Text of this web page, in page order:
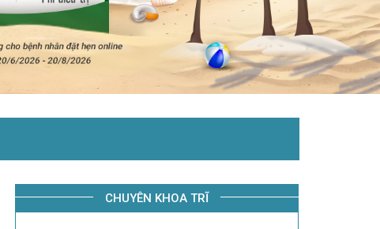
CHUYÊN KHOA TRĨ